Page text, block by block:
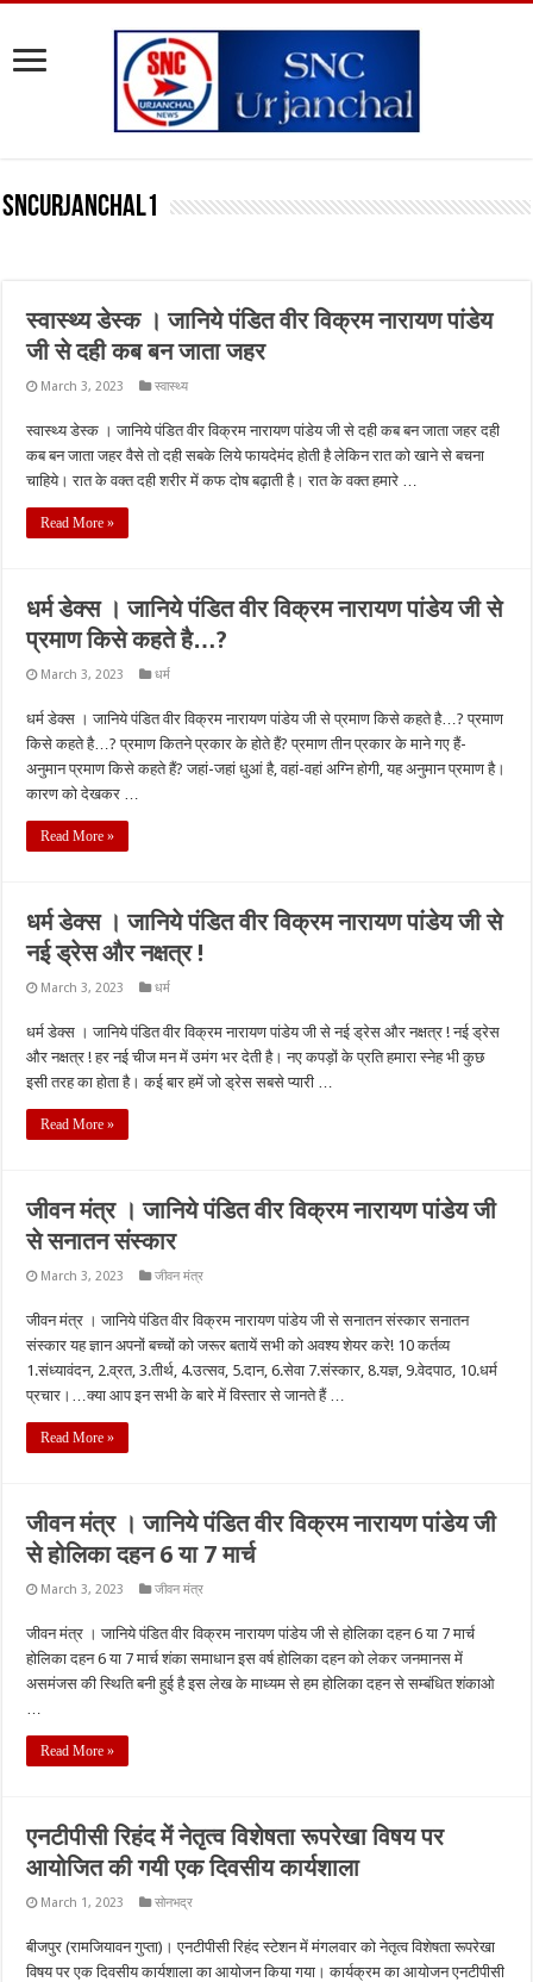
SNCURJANCHAL1
स्वास्थ्य डेस्क । जानिये पंडित वीर विक्रम नारायण पांडेय
जी से दही कब बन जाता जहर
March 3, 2023 स्वास्थ्य
स्वास्थ्य डेस्क । जानिये पंडित वीर विक्रम नारायण पांडेय जी से दही कब बन जाता जहर दही
कब बन जाता जहर वैसे तो दही सबके लिये फायदेमंद होती है लेकिन रात को खाने से बचना
चाहिये। रात के वक्‍त दही शरीर में कफ दोष बढ़ाती है। रात के वक्‍त हमारे …
Read More »
धर्म डेक्स । जानिये पंडित वीर विक्रम नारायण पांडेय जी से
प्रमाण किसे कहते है…?
March 3, 2023 धर्म
धर्म डेक्स । जानिये पंडित वीर विक्रम नारायण पांडेय जी से प्रमाण किसे कहते है…? प्रमाण
किसे कहते है…? प्रमाण कितने प्रकार के होते हैं? प्रमाण तीन प्रकार के माने गए हैं-
अनुमान प्रमाण किसे कहते हैं? जहां-जहां धुआं है, वहां-वहां अग्नि होगी, यह अनुमान प्रमाण है।
कारण को देखकर …
Read More »
धर्म डेक्स । जानिये पंडित वीर विक्रम नारायण पांडेय जी से
नई ड्रेस और नक्षत्र !
March 3, 2023 धर्म
धर्म डेक्स । जानिये पंडित वीर विक्रम नारायण पांडेय जी से नई ड्रेस और नक्षत्र ! नई ड्रेस
और नक्षत्र ! हर नई चीज मन में उमंग भर देती है। नए कपड़ों के प्रति हमारा स्नेह भी कुछ
इसी तरह का होता है। कई बार हमें जो ड्रेस सबसे प्यारी …
Read More »
जीवन मंत्र । जानिये पंडित वीर विक्रम नारायण पांडेय जी
से सनातन संस्कार
March 3, 2023 जीवन मंत्र
जीवन मंत्र । जानिये पंडित वीर विक्रम नारायण पांडेय जी से सनातन संस्कार सनातन
संस्कार यह ज्ञान अपनों बच्चों को जरूर बतायें सभी को अवश्य शेयर करे! 10 कर्तव्य
1.संध्यावंदन, 2.व्रत, 3.तीर्थ, 4.उत्सव, 5.दान, 6.सेवा 7.संस्कार, 8.यज्ञ, 9.वेदपाठ, 10.धर्म
प्रचार।…क्या आप इन सभी के बारे में विस्तार से जानते हैं …
Read More »
जीवन मंत्र । जानिये पंडित वीर विक्रम नारायण पांडेय जी
से होलिका दहन 6 या 7 मार्च
March 3, 2023 जीवन मंत्र
जीवन मंत्र । जानिये पंडित वीर विक्रम नारायण पांडेय जी से होलिका दहन 6 या 7 मार्च
होलिका दहन 6 या 7 मार्च शंका समाधान इस वर्ष होलिका दहन को लेकर जनमानस में
असमंजस की स्थिति बनी हुई है इस लेख के माध्यम से हम होलिका दहन से सम्बंधित शंकाओ
…
Read More »
एनटीपीसी रिहंद में नेतृत्व विशेषता रूपरेखा विषय पर
आयोजित की गयी एक दिवसीय कार्यशाला
March 1, 2023 सोनभद्र
बीजपुर (रामजियावन गुप्ता)। एनटीपीसी रिहंद स्टेशन में मंगलवार को नेतृत्व विशेषता रूपरेखा
विषय पर एक दिवसीय कार्यशाला का आयोजन किया गया। कार्यक्रम का आयोजन एनटीपीसी